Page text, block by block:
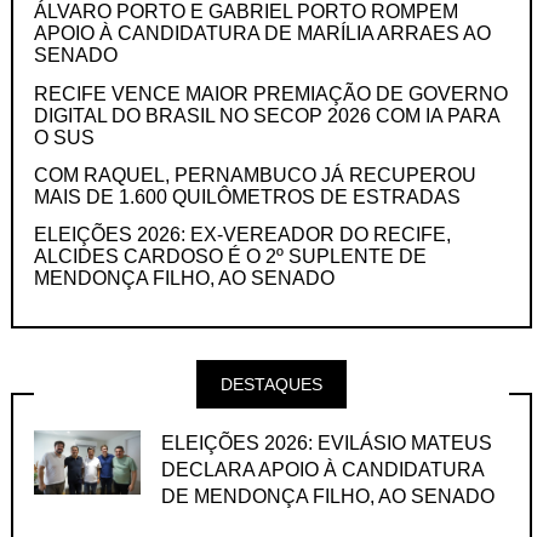
ÁLVARO PORTO E GABRIEL PORTO ROMPEM
APOIO À CANDIDATURA DE MARÍLIA ARRAES AO
SENADO
RECIFE VENCE MAIOR PREMIAÇÃO DE GOVERNO
DIGITAL DO BRASIL NO SECOP 2026 COM IA PARA
O SUS
COM RAQUEL, PERNAMBUCO JÁ RECUPEROU
MAIS DE 1.600 QUILÔMETROS DE ESTRADAS
ELEIÇÕES 2026: EX-VEREADOR DO RECIFE,
ALCIDES CARDOSO É O 2º SUPLENTE DE
MENDONÇA FILHO, AO SENADO
DESTAQUES
ELEIÇÕES 2026: EVILÁSIO MATEUS
DECLARA APOIO À CANDIDATURA
DE MENDONÇA FILHO, AO SENADO